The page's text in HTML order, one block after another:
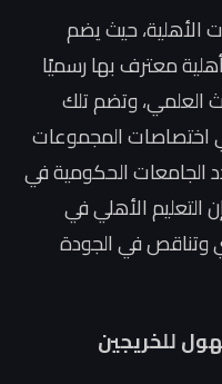
الأهلية، حيث يضم
وكلية أهلية معترف بها رسميًا
العلمي، وتضم تلك
570 قسمًا في اختصاصات المجموعات
الجامعات الحكومية في
إن التعليم الأهلي في
وتناقص في الجودة
للخريجين